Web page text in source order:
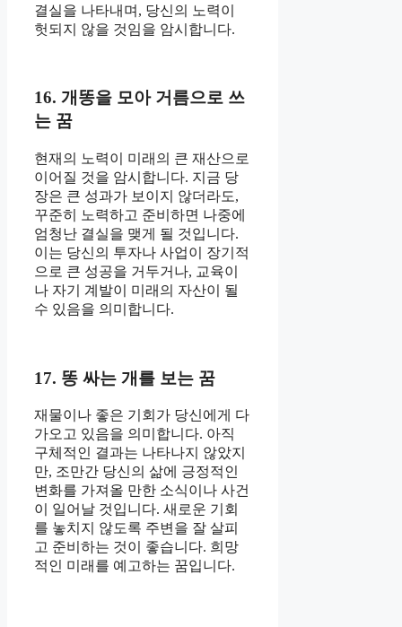
결실을 나타내며, 당신의 노력이
헛되지 않을 것임을 암시합니다.
16. 개똥을 모아 거름으로 쓰
는 꿈
현재의 노력이 미래의 큰 재산으로
이어질 것을 암시합니다. 지금 당
장은 큰 성과가 보이지 않더라도,
꾸준히 노력하고 준비하면 나중에
엄청난 결실을 맺게 될 것입니다.
이는 당신의 투자나 사업이 장기적
으로 큰 성공을 거두거나, 교육이
나 자기 계발이 미래의 자산이 될
수 있음을 의미합니다.
17. 똥 싸는 개를 보는 꿈
재물이나 좋은 기회가 당신에게 다
가오고 있음을 의미합니다. 아직
구체적인 결과는 나타나지 않았지
만, 조만간 당신의 삶에 긍정적인
변화를 가져올 만한 소식이나 사건
이 일어날 것입니다. 새로운 기회
를 놓치지 않도록 주변을 잘 살피
고 준비하는 것이 좋습니다. 희망
적인 미래를 예고하는 꿈입니다.